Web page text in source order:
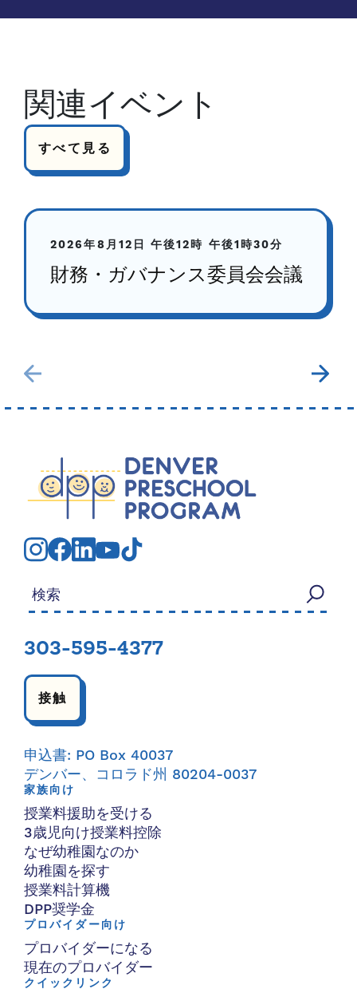
関連イベント
すべて見る
2026年8月12日 午後12時 午後1時30分
財務・ガバナンス委員会会議
検索する：
303-595-4377
接触
申込書: PO Box 40037
デンバー、コロラド州 80204-0037
家族向け
授業料援助を受ける
3歳児向け授業料控除
なぜ幼稚園なのか
幼稚園を探す
授業料計算機
DPP奨学金
プロバイダー向け
プロバイダーになる
現在のプロバイダー
クイックリンク